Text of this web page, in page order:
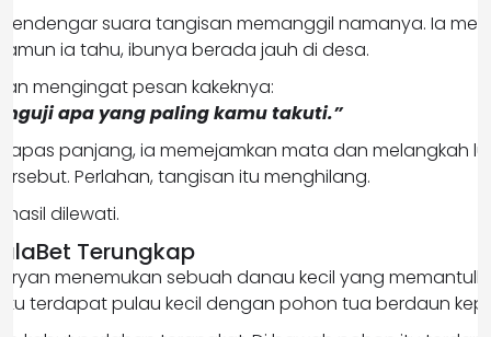
suara tangisan memanggil namanya. Ia
ia tahu, ibunya berada jauh di desa.
mengingat pesan kakeknya:
apa yang paling kamu takuti.”
panjang, ia memejamkan mata dan melangkah
Perlahan, tangisan itu menghilang.
dilewati.
Terungkap
menemukan sebuah danau kecil yang
terdapat pulau kecil dengan pohon tua berdaun